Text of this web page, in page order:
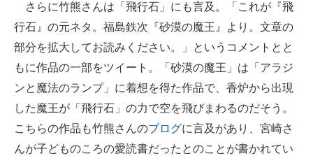
さらに竹熊さんは「飛行石」にも言及。「これが『飛
行石』の元ネタ。福島鉄次『砂漠の魔王』より。文章の
部分を拡大してお読みください。」というコメントとと
もに作品の一部をツイート。「砂漠の魔王」は「アラジ
ンと魔法のランプ」に着想を得た作品で、香炉から出現
した魔王が「飛行石」の力で空を飛びまわるのだそう。
こちらの作品も竹熊さんのブログに言及があり、宮崎さ
んが子どものころの愛読書だったとのことが書かれてい